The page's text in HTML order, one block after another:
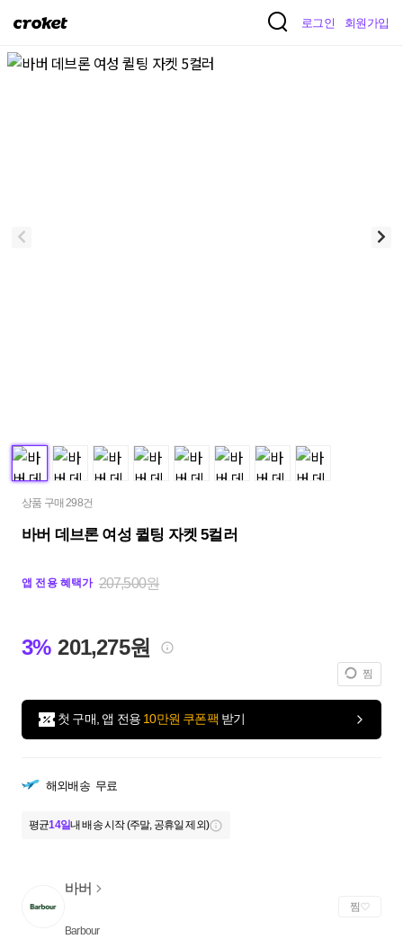
크
켓
로그인 회원가입
상품 구매 298건
바버 데브론 여성 퀼팅 자켓 5컬러
앱 전용 혜택가 207,500원
3% 201,275원
찜
첫 구매, 앱 전용 10만원 쿠폰팩 받기
해외배송 무료
평균14일내 배송 시작 (주말, 공휴일 제외)
바버
Barbour
찜